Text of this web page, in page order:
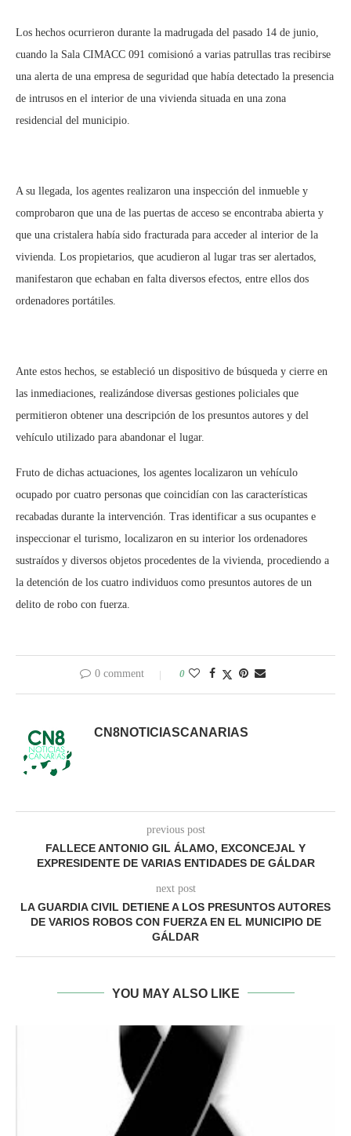
Los hechos ocurrieron durante la madrugada del pasado 14 de junio,
cuando la Sala CIMACC 091 comisionó a varias patrullas tras recibirse
una alerta de una empresa de seguridad que había detectado la presencia
de intrusos en el interior de una vivienda situada en una zona
residencial del municipio.
A su llegada, los agentes realizaron una inspección del inmueble y
comprobaron que una de las puertas de acceso se encontraba abierta y
que una cristalera había sido fracturada para acceder al interior de la
vivienda. Los propietarios, que acudieron al lugar tras ser alertados,
manifestaron que echaban en falta diversos efectos, entre ellos dos
ordenadores portátiles.
Ante estos hechos, se estableció un dispositivo de búsqueda y cierre en
las inmediaciones, realizándose diversas gestiones policiales que
permitieron obtener una descripción de los presuntos autores y del
vehículo utilizado para abandonar el lugar.
Fruto de dichas actuaciones, los agentes localizaron un vehículo
ocupado por cuatro personas que coincidían con las características
recabadas durante la intervención. Tras identificar a sus ocupantes e
inspeccionar el turismo, localizaron en su interior los ordenadores
sustraídos y diversos objetos procedentes de la vivienda, procediendo a
la detención de los cuatro individuos como presuntos autores de un
delito de robo con fuerza.
0 comment 0
CN8NOTICIASCANARIAS
previous post
FALLECE ANTONIO GIL ÁLAMO, EXCONCEJAL Y
EXPRESIDENTE DE VARIAS ENTIDADES DE GÁLDAR
next post
LA GUARDIA CIVIL DETIENE A LOS PRESUNTOS AUTORES
DE VARIOS ROBOS CON FUERZA EN EL MUNICIPIO DE
GÁLDAR
YOU MAY ALSO LIKE